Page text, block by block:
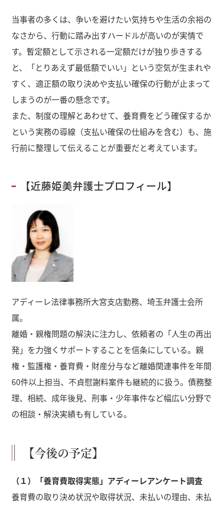
当事者の多くは、争いを避けたい気持ちや生活の余裕の
なさから、行動に踏み出すハードルが高いのが実情で
す。暫定額として示される一定額だけが独り歩きする
と、「とりあえず最低額でいい」という空気が生まれや
すく、適正額の取り決めや支払い確保の行動が止まって
しまうのが一番の懸念です。
また、制度の理解とあわせて、養育費をどう確保するか
という実務の導線（支払い確保の仕組みを含む）も、施
行前に整理して伝えることが重要だと考えています。
【近藤姫美弁護士プロフィール】
アディーレ法律事務所大宮支店勤務、埼玉弁護士会所
属。
離婚・親権問題の解決に注力し、依頼者の「人生の再出
発」を力強くサポートすることを信条にしている。親
権・監護権・養育費・財産分与など離婚関連事件を年間
60件以上担当、不貞慰謝料案件も継続的に扱う。債務整
理、相続、成年後見、刑事・少年事件など幅広い分野で
の相談・解決実績も有している。
【今後の予定】
（１）「養育費取得実態」アディーレアンケート調査
養育費の取り決め状況や取得状況、未払いの理由、未払